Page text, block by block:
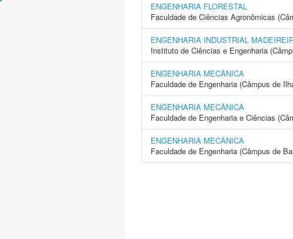
ENGENHARIA FLORESTAL
Faculdade de Ciências Agronômicas
ENGENHARIA INDUSTRIAL
Instituto de Ciências e Engenharia
ENGENHARIA MECÂNICA
Faculdade de Engenharia (Câmpus de
ENGENHARIA MECÂNICA
Faculdade de Engenharia e Ciências
ENGENHARIA MECÂNICA
Faculdade de Engenharia (Câmpus de